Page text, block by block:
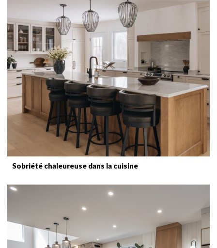
Sobriété chaleureuse dans la cuisine